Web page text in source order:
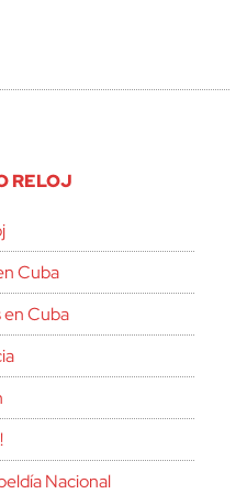
RELOJ
Cuba
en Cuba
Nacional